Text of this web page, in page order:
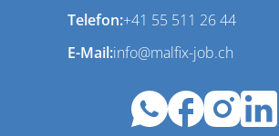
Telefon:+41 55 511 26 44
E-Mail:info@malfix-job.ch